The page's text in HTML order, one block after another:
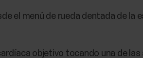
el menú de rueda dentada de la
objetivo tocando una de las